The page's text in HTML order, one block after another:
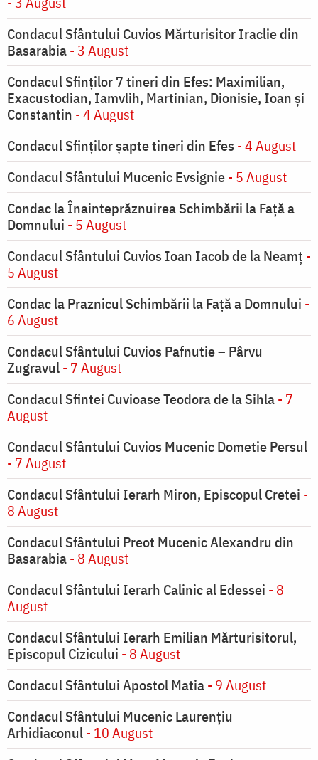
Condacul Sfântului Cuvios Mărturisitor Iraclie din
Basarabia- 3 August
Condacul Sfinţilor 7 tineri din Efes: Maximilian,
Exacustodian, Iamvlih, Martinian, Dionisie, Ioan şi
Constantin - 4 August
Condacul Sfinţilor şapte tineri din Efes - 4 August
Condacul Sfântului Mucenic Evsignie- 5 August
Condac la Înainteprăznuirea Schimbării la Faţă a
Domnului - 5 August
Condacul Sfântului Cuvios Ioan Iacob de la Neamț -
5 August
Condac la Praznicul Schimbării la Faţă a Domnului -
6 August
Condacul Sfântului Cuvios Pafnutie – Pârvu
Zugravul- 7 August
Condacul Sfintei Cuvioase Teodora de la Sihla- 7
August
Condacul Sfântului Cuvios Mucenic Dometie Persul
- 7 August
Condacul Sfântului Ierarh Miron, Episcopul Cretei -
8 August
Condacul Sfântului Preot Mucenic Alexandru din
Basarabia- 8 August
Condacul Sfântului Ierarh Calinic al Edessei - 8
August
Condacul Sfântului Ierarh Emilian Mărturisitorul,
Episcopul Cizicului - 8 August
Condacul Sfântului Apostol Matia- 9 August
Condacul Sfântului Mucenic Laurențiu
Arhidiaconul- 10 August